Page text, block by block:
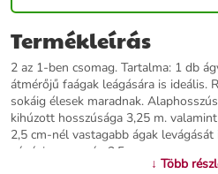
Termékleírás
2 az 1-ben csomag. Tartalma: 1 db
átmérőjű faágak leágására is ideális.
sokáig élesek maradnak.
kihúzott hosszúsága 3,25 m.
2,5 cm-nél vastagabb ágak
vágási magasság 3,5 m.
↓ Több